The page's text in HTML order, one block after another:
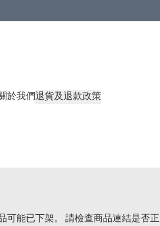
於我們退貨及退款政策
可能已下架。 請檢查商品連結是否正